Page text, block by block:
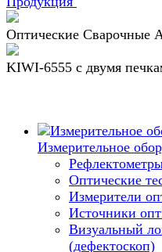
Оптические Сварочные
KIWI-6555 c двумя
Измерительное
Оптические
Измерители
Источники
Визуальный
(дефектоскоп)